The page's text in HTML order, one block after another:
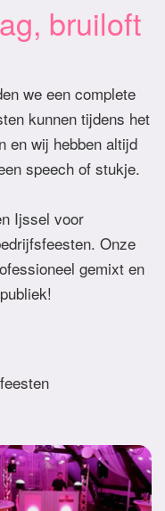
bruiloft
we een complete
kunnen tijdens het
en wij hebben altijd
speech of stukje.
Ijssel voor
Onze
gemixt en